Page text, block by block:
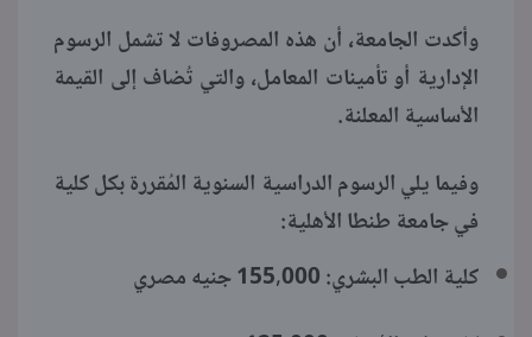
وأكدت الجامعة، أن هذه المصروفات لا تشمل الرسوم
الإدارية أو تأمينات المعامل، والتي تُضاف إلى القيمة
الأساسية المعلنة.
وفيما يلي الرسوم الدراسية السنوية المُقررة بكل كلية
في جامعة طنطا الأهلية:
كلية الطب البشري: 155,000 جنيه مصري